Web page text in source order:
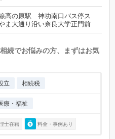
高の原駅 神功南口バス停ス
ま大通り沿い奈良大学正門前
続でお悩みの方、まずはお気
立 相続税
療・福祉
士在籍 料金・事例あり